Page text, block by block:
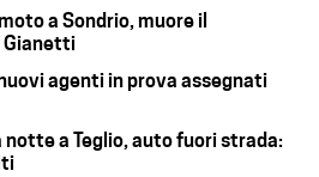
a Sondrio, muore il
Gianetti
agenti in prova assegnati
notte a Teglio, auto fuori strada: